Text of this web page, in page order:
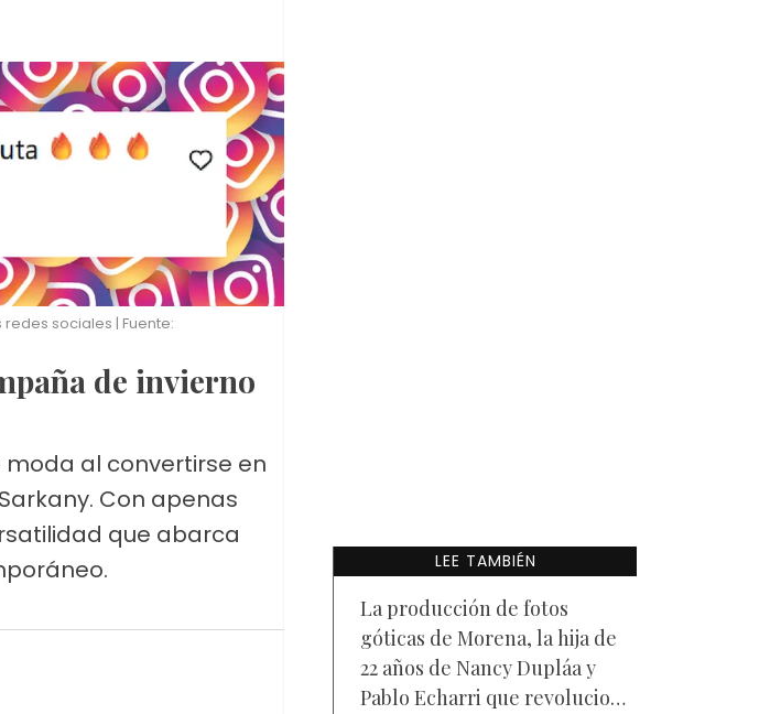
sociales | Fuente:
de invierno
al convertirse en
Con apenas
que abarca
LEE TAMBIÉN
La producción de fotos
góticas de Morena, la hija de
22 años de Nancy Dupláa y
Pablo Echarri que revolucionó